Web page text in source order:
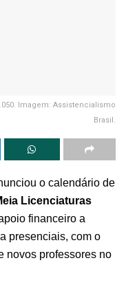
Imagem: Assistencialismo
Brasil.
o calendário de
Licenciaturas
financeiro a
presenciais, com o
novos professores no